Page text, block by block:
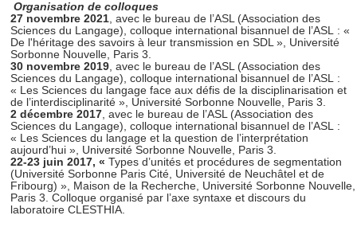
Organisation de colloques
27 novembre 2021, avec le bureau de l’ASL (Association des
Sciences du Langage), colloque international bisannuel de l’ASL : «
De l'héritage des savoirs à leur transmission en SDL », Université
Sorbonne Nouvelle, Paris 3.
30 novembre 2019, avec le bureau de l’ASL (Association des
Sciences du Langage), colloque international bisannuel de l’ASL :
« Les Sciences du langage face aux défis de la disciplinarisation et
de l’interdisciplinarité », Université Sorbonne Nouvelle, Paris 3.
2 décembre 2017, avec le bureau de l’ASL (Association des
Sciences du Langage), colloque international bisannuel de l’ASL :
« Les Sciences du langage et la question de l’interprétation
aujourd’hui », Université Sorbonne Nouvelle, Paris 3.
22-23 juin 2017, « Types d’unités et procédures de segmentation
(Université Sorbonne Paris Cité, Université de Neuchâtel et de
Fribourg) », Maison de la Recherche, Université Sorbonne Nouvelle,
Paris 3. Colloque organisé par l’axe syntaxe et discours du
laboratoire CLESTHIA.